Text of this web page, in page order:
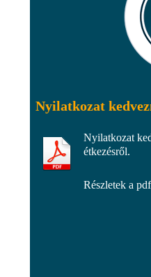
Nyilatkozat
Nyilatkozat
étkezésről.
Részletek a